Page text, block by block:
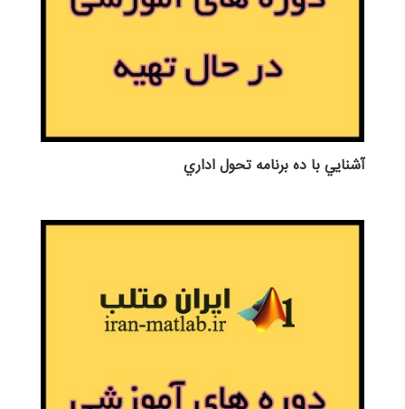
آشنايي با ده برنامه تحول اداري